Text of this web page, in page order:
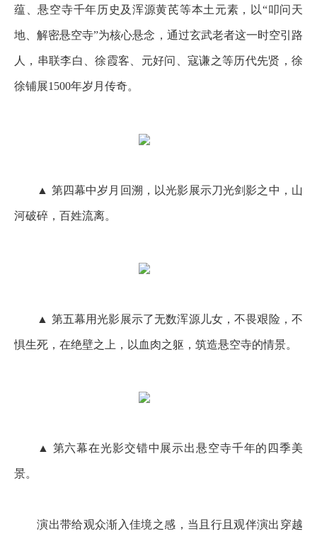
蕴、悬空寺千年历史及浑源黄芪等本土元素，以“叩问天
地、解密悬空寺”为核心悬念，通过玄武老者这一时空引路
人，串联李白、徐霞客、元好问、寇谦之等历代先贤，徐
徐铺展1500年岁月传奇。
▲ 第四幕中岁月回溯，以光影展示刀光剑影之中，山
河破碎，百姓流离。
▲ 第五幕用光影展示了无数浑源儿女，不畏艰险，不
惧生死，在绝壁之上，以血肉之躯，筑造悬空寺的情景。
▲ 第六幕在光影交错中展示出悬空寺千年的四季美
景。
演出带给观众渐入佳境之感，当且行且观伴演出穿越